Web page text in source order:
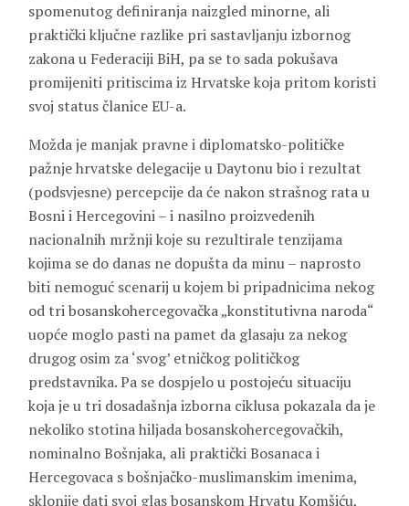
spomenutog definiranja naizgled minorne, ali
praktički ključne razlike pri sastavljanju izbornog
zakona u Federaciji BiH, pa se to sada pokušava
promijeniti pritiscima iz Hrvatske koja pritom koristi
svoj status članice EU-a.
Možda je manjak pravne i diplomatsko-političke
pažnje hrvatske delegacije u Daytonu bio i rezultat
(podsvjesne) percepcije da će nakon strašnog rata u
Bosni i Hercegovini – i nasilno proizvedenih
nacionalnih mržnji koje su rezultirale tenzijama
kojima se do danas ne dopušta da minu – naprosto
biti nemoguć scenarij u kojem bi pripadnicima nekog
od tri bosanskohercegovačka „konstitutivna naroda“
uopće moglo pasti na pamet da glasaju za nekog
drugog osim za ‘svog’ etničkog političkog
predstavnika. Pa se dospjelo u postojeću situaciju
koja je u tri dosadašnja izborna ciklusa pokazala da je
nekoliko stotina hiljada bosanskohercegovačkih,
nominalno Bošnjaka, ali praktički Bosanaca i
Hercegovaca s bošnjačko-muslimanskim imenima,
sklonije dati svoj glas bosanskom Hrvatu Komšiću,